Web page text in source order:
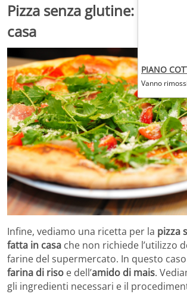
Pizza senza glutine: la
casa
Infine, vediamo una ricetta per la pizza
fatta in casa che non richiede l’utilizzo
farine del supermercato. In questo
farina di riso e dell’amido di mais.
gli ingredienti necessari e il
PIANO
Vanno rimossi